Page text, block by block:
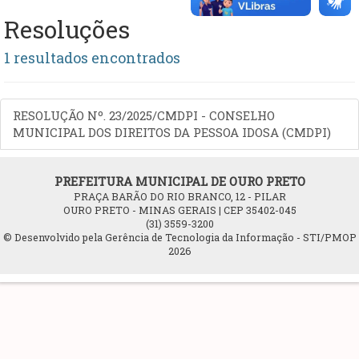
Resoluções
1 resultados encontrados
RESOLUÇÃO Nº. 23/2025/CMDPI - CONSELHO
MUNICIPAL DOS DIREITOS DA PESSOA IDOSA (CMDPI)
PREFEITURA MUNICIPAL DE OURO PRETO
PRAÇA BARÃO DO RIO BRANCO, 12 - PILAR
OURO PRETO - MINAS GERAIS | CEP 35402-045
(31) 3559-3200
© Desenvolvido pela Gerência de Tecnologia da Informação - STI/PMOP
2026